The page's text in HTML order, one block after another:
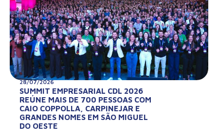
28/07/2026
SUMMIT EMPRESARIAL CDL 2026
REÚNE MAIS DE 700 PESSOAS COM
CAIO COPPOLLA, CARPINEJAR E
GRANDES NOMES EM SÃO MIGUEL
DO OESTE